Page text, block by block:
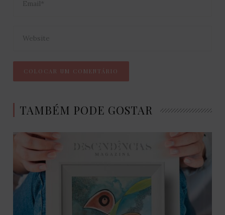
TAMBÉM PODE GOSTAR